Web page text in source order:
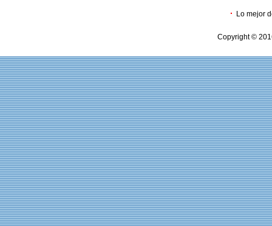
· Lo mejor
Copyright ©